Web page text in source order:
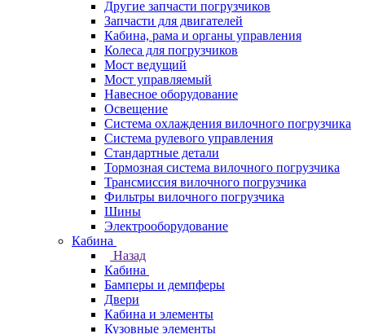
Другие запчасти погрузчиков
Запчасти для двигателей
Кабина, рама и органы управления
Колеса для погрузчиков
Мост ведущий
Мост управляемый
Навесное оборудование
Освещение
Система охлаждения вилочного погрузчика
Система рулевого управления
Стандартные детали
Тормозная система вилочного погрузчика
Трансмиссия вилочного погрузчика
Фильтры вилочного погрузчика
Шины
Электрооборудование
Кабина
Назад
Кабина
Бамперы и демпферы
Двери
Кабина и элементы
Кузовные элементы